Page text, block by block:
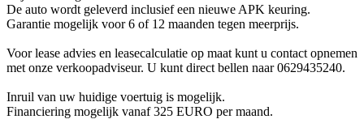
De auto wordt geleverd inclusief een nieuwe APK keuring.
Garantie mogelijk voor 6 of 12 maanden tegen meerprijs.
Voor lease advies en leasecalculatie op maat kunt u contact opnemen
met onze verkoopadviseur. U kunt direct bellen naar 0629435240.
Inruil van uw huidige voertuig is mogelijk.
Financiering mogelijk vanaf 325 EURO per maand.